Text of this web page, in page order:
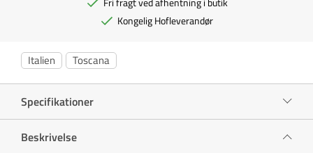
Kongelig Hofleverandør
Italien Toscana
Specifikationer
Beskrivelse